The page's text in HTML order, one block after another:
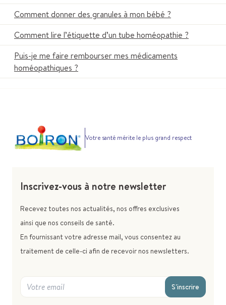
Comment donner des granules à mon bébé ?
Comment lire l’étiquette d’un tube homéopathie ?
Puis-je me faire rembourser mes médicaments
homéopathiques ?
Votre santé mérite le plus grand respect
Inscrivez-vous à notre newsletter
Recevez toutes nos actualités, nos offres exclusives
ainsi que nos conseils de santé.
En fournissant votre adresse mail, vous consentez au
traitement de celle-ci afin de recevoir nos newsletters.
S'inscrire